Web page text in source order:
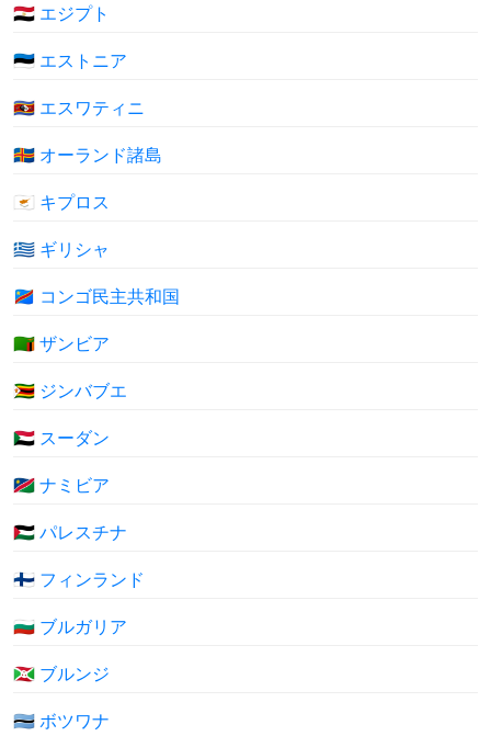
🇪🇬 エジプト
🇪🇪 エストニア
🇸🇿 エスワティニ
🇦🇽 オーランド諸島
🇨🇾 キプロス
🇬🇷 ギリシャ
🇨🇩 コンゴ民主共和国
🇿🇲 ザンビア
🇿🇼 ジンバブエ
🇸🇩 スーダン
🇳🇦 ナミビア
🇵🇸 パレスチナ
🇫🇮 フィンランド
🇧🇬 ブルガリア
🇧🇮 ブルンジ
🇧🇼 ボツワナ